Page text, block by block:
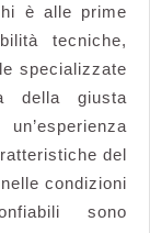
è alle prime
tecniche,
specializzate
della giusta
del
condizioni
sono